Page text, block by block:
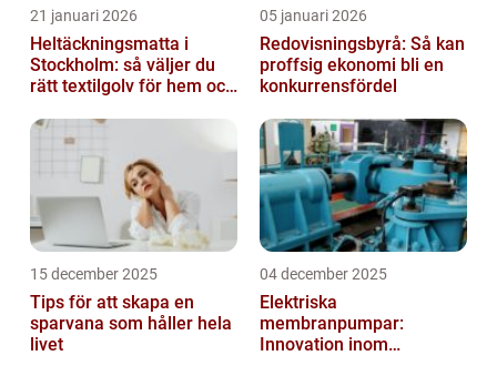
21 januari 2026
Heltäckningsmatta i
Stockholm: så väljer du
rätt textilgolv för hem och
05 januari 2026
Redovisningsbyrå: Så kan
proffsig ekonomi bli en
konkurrensfördel
15 december 2025
Tips för att skapa en
sparvana som håller hela
livet
04 december 2025
Elektriska
membranpumpar:
Innovation inom